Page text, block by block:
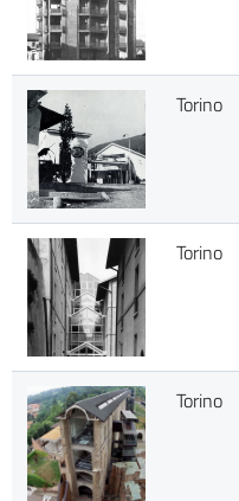
Torino
Torino
Torino